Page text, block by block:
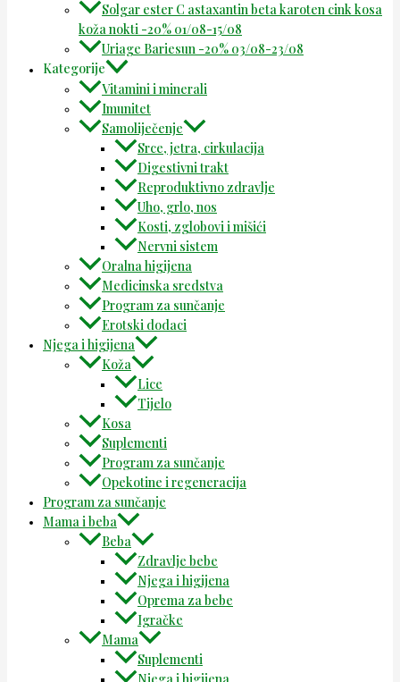
Solgar ester C astaxantin beta karoten cink kosa
koža nokti -20% 01/08-15/08
Uriage Bariesun -20% 03/08-23/08
Kategorije
Vitamini i minerali
Imunitet
Samoliječenje
Srce, jetra, cirkulacija
Digestivni trakt
Reproduktivno zdravlje
Uho, grlo, nos
Kosti, zglobovi i mišići
Nervni sistem
Oralna higijena
Medicinska sredstva
Program za sunčanje
Erotski dodaci
Njega i higijena
Koža
Lice
Tijelo
Kosa
Suplementi
Program za sunčanje
Opekotine i regeneracija
Program za sunčanje
Mama i beba
Beba
Zdravlje bebe
Njega i higijena
Oprema za bebe
Igračke
Mama
Suplementi